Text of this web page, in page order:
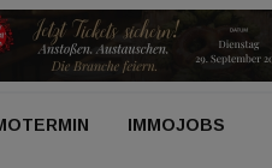
IMMOJOBS